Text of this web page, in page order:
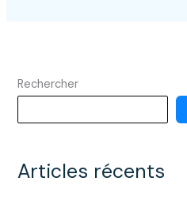
Rechercher
Articles récents